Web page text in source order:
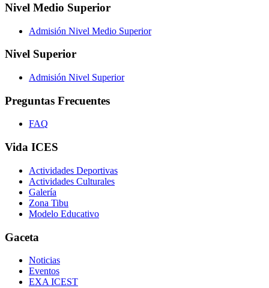
Nivel Medio Superior
Admisión Nivel Medio Superior
Nivel Superior
Admisión Nivel Superior
Preguntas Frecuentes
FAQ
Vida ICES
Actividades Deportivas
Actividades Culturales
Galería
Zona Tibu
Modelo Educativo
Gaceta
Noticias
Eventos
EXA ICEST